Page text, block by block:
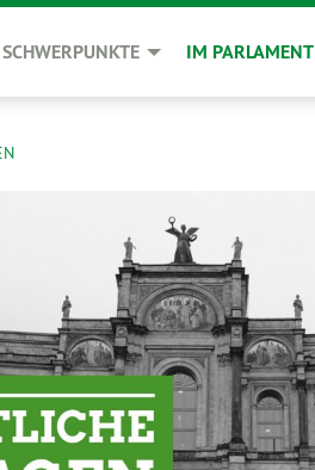
SCHWERPUNKTE IM PARLAMENT